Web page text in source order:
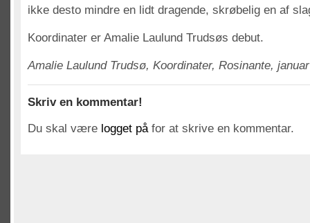
ikke desto mindre en lidt dragende, skrøbelig en af
Koordinater er Amalie Laulund Trudsøs debut.
Amalie Laulund Trudsø, Koordinater, Rosinante,
Skriv en kommentar!
Du skal være logget påfor at skrive en kommentar.